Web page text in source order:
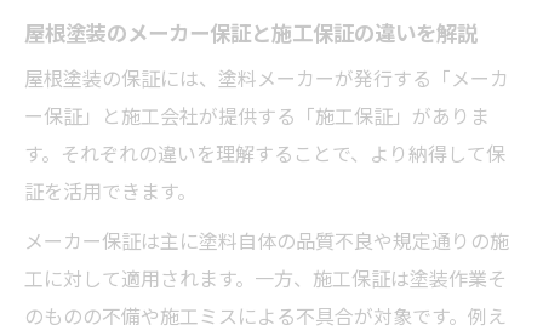
屋根塗装のメーカー保証と施工保証の違いを解説
屋根塗装の保証には、塗料メーカーが発行する「メーカ
ー保証」と施工会社が提供する「施工保証」がありま
す。それぞれの違いを理解することで、より納得して保
証を活用できます。
メーカー保証は主に塗料自体の品質不良や規定通りの施
工に対して適用されます。一方、施工保証は塗装作業そ
のものの不備や施工ミスによる不具合が対象です。例え